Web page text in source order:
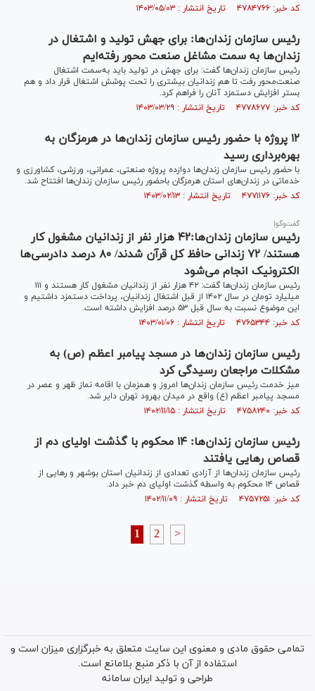
کد خبر: ۴۷۸۴۷۶۶ تاریخ انتشار : ۱۴۰۳/۰۵/۰۳
رئیس سازمان زندان‌ها: برای جهش تولید و اشتغال در
زندان‌ها به سمت مشاغل صنعت محور رفته‌ایم
رئیس سازمان زندان‌ها گفت: برای جهش در تولید باید به‌سمت اشتغال
صنعت‌محور رفت تا هم زندانیان بیشتری را تحت پوشش اشتغال قرار داد و هم
بستر افزایش دستمزد آنان را فراهم کرد.
کد خبر: ۴۷۷۸۶۷۷ تاریخ انتشار : ۱۴۰۳/۰۳/۲۹
۱۲ پروژه با حضور رئیس سازمان زندان‌ها در هرمزگان به
بهره‌برداری رسید
با حضور رئیس سازمان زندان‌ها دوازده پروژه صنعتی، عمرانی، ورزشی، کشاورزی و
خدماتی در زندان‌های استان هرمزگان باحضور رئیس سازمان زندان‌ها افتتاح شد.
کد خبر: ۴۷۷۱۱۷۶ تاریخ انتشار : ۱۴۰۳/۰۲/۱۳
گفت‌وگو|
رئیس سازمان زندان‌ها:۴۲ هزار نفر از زندانیان مشغول کار
هستند/ ۷۲ زندانی حافظ کل قرآن شدند/ ۸۰ درصد دادرسی‌ها
الکترونیک انجام می‌شود
رئیس سازمان زندان‌ها گفت: ۴۲ هزار نفر از زندانیان مشغول کار هستند و ۱۱۱
میلیارد تومان در سال ۱۴۰۲ از قبل اشتغال زندانیان، پرداخت دستمزد داشتیم و
این موضوع نسبت به سال قبل ۵۳ درصد افزایش داشته است.
کد خبر: ۴۷۶۵۳۴۴ تاریخ انتشار : ۱۴۰۳/۰۱/۰۶
رئیس سازمان زندان‌ها در مسجد پیامبر اعظم (ص) به
مشکلات مراجعان رسیدگی کرد
میز خدمت رئیس سازمان زندان‌ها امروز و همزمان با اقامه نماز ظهر و عصر در
مسجد پیامبر اعظم (ع) واقع در میدان بهرود تهران دایر شد.
کد خبر: ۴۷۵۸۲۴۰ تاریخ انتشار : ۱۴۰۲/۱۱/۱۵
رئیس سازمان زندان‌ها: ۱۴ محکوم با گذشت اولیای دم از
قصاص رهایی یافتند
رئیس سازمان زندان‌ها از آزادی تعدادی از زندانیان استان بوشهر و رهایی از
قصاص ۱۴ محکوم به واسطه گذشت اولیای دم خبر داد.
کد خبر: ۴۷۵۷۲۵۱ تاریخ انتشار : ۱۴۰۲/۱۱/۰۹
1 2 >
تمامی حقوق مادی و معنوی این سایت متعلق به خبرگزاری میزان است و
استفاده از آن با ذکر منبع بلامانع است.
طراحی و تولید ایران سامانه